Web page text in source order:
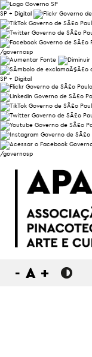
SP + Digital
/governosp
SP + Digital
/governosp
- A +